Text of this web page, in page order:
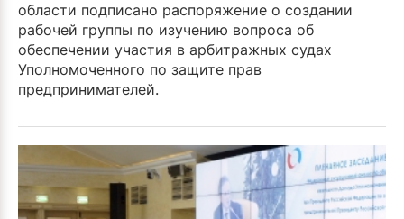
области подписано распоряжение о создании
рабочей группы по изучению вопроса об
обеспечении участия в ар­битражных судах
Уполномо­ченного по защите прав
предпринимателей.